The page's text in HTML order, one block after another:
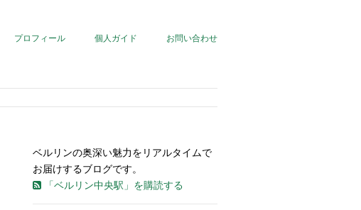
プロフィール 個人ガイド お問い合わせ
ベルリンの奥深い魅力をリアルタイムで
お届けするブログです。
「ベルリン中央駅」を購読する